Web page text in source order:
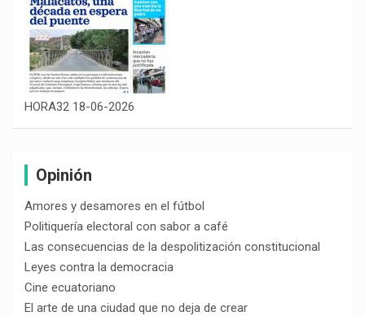
HORA32 18-06-2026
Opinión
Amores y desamores en el fútbol
Politiquería electoral con sabor a café
Las consecuencias de la despolitización constitucional
Leyes contra la democracia
Cine ecuatoriano
El arte de una ciudad que no deja de crear